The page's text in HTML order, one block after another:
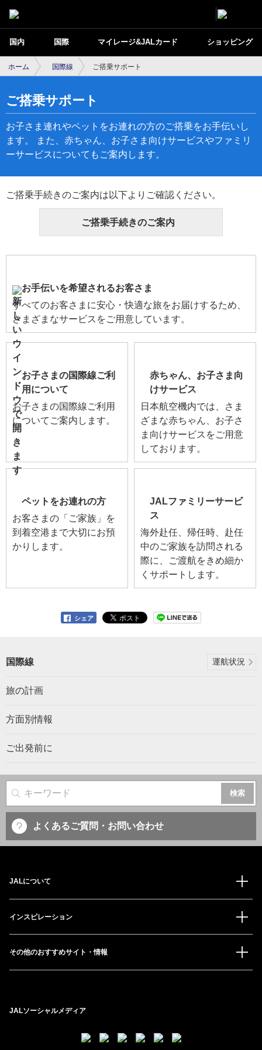
国内 国際 マイレージ&JALカード ショッピング
ホーム 国際線 ご搭乗サポート
ご搭乗サポート
お子さま連れやペットをお連れの方のご搭乗をお手伝いし
ます。 また、赤ちゃん、お子さま向けサービスやファミリ
ーサービスについてもご案内します。
ご搭乗手続きのご案内は以下よりご確認ください。
ご搭乗手続きのご案内
お手伝いを希望されるお客さま
すべてのお客さまに安心・快適な旅をお届けするため、
さまざまなサービスをご用意しています。
お子さまの国際線ご利
用について
お子さまの国際線ご利用
についてご案内します。
赤ちゃん、お子さま向
けサービス
日本航空機内では、さま
ざまな赤ちゃん、お子さ
ま向けサービスをご用意
しております。
ペットをお連れの方
お客さまの「ご家族」を
到着空港まで大切にお預
かりします。
JALファミリーサービ
ス
海外赴任、帰任時、赴任
中のご家族を訪問される
際に、ご渡航をきめ細か
くサポートします。
シェア
国際線 運航状況
旅の計画
方面別情報
ご出発前に
サイト内検索
よくあるご質問・お問い合わせ
JALについて
インスピレーション
その他のおすすめサイト・情報
JALソーシャルメディア